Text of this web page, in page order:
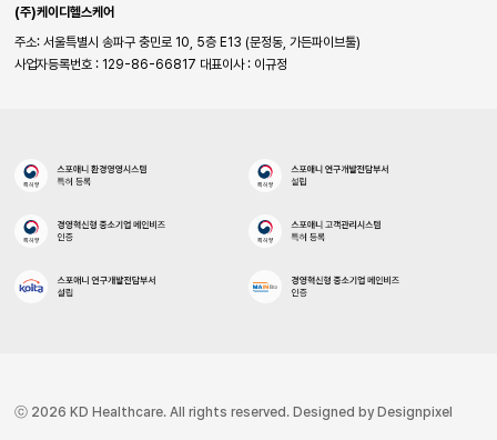
(주)케이디헬스케어
주소: 서울특별시 송파구 충민로 10, 5층 E13 (문정동, 가든파이브툴)
사업자등록번호 : 129-86-66817 대표이사 : 이규정
ⓒ 2026 KD Healthcare. All rights reserved. Designed by Designpixel